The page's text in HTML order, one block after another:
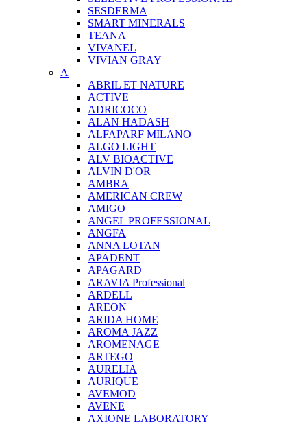
SESDERMA
SMART MINERALS
TEANA
VIVANEL
VIVIAN GRAY
A
ABRIL ET NATURE
ACTIVE
ADRICOCO
ALAN HADASH
ALFAPARF MILANO
ALGO LIGHT
ALV BIOACTIVE
ALVIN D'OR
AMBRA
AMERICAN CREW
AMIGO
ANGEL PROFESSIONAL
ANGFA
ANNA LOTAN
APADENT
APAGARD
ARAVIA Professional
ARDELL
AREON
ARIDA HOME
AROMA JAZZ
AROMENAGE
ARTEGO
AURELIA
AURIQUE
AVEMOD
AVENE
AXIONE LABORATORY